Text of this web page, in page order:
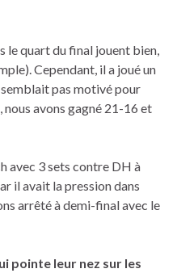
le quart du final jouent bien,
Cependant, il a joué un
pas motivé pour
avons gagné 21-16 et
avec 3 sets contre DH à
il avait la pression dans
arrêté à demi-final avec le
pointe leur nez sur les